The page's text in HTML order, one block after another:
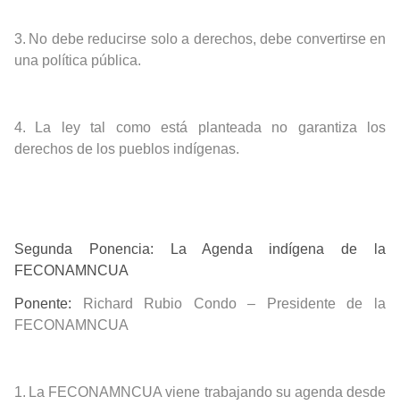
3. No debe reducirse solo a derechos, debe convertirse en
una política pública.
4.
La ley tal como está planteada no garantiza los
derechos de los pueblos indígenas.
Segunda Ponencia: La Agenda indígena de la
FECONAMNCUA
Ponente:
Richard Rubio Condo – Presidente de la
FECONAMNCUA
1. La FECONAMNCUA viene trabajando su agenda desde